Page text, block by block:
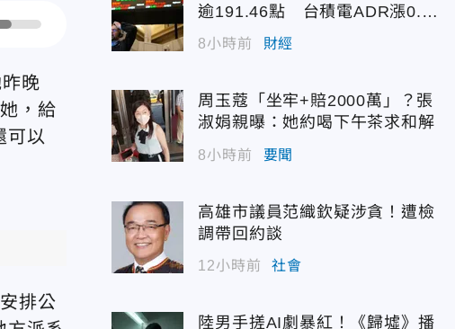
晚
，給
可以
排公
逾191.46點 台積電ADR漲0.9
3%
8小時前 財經
周玉蔻「坐牢+賠2000萬」？張
淑娟親曝：她約喝下午茶求和解
8小時前 要聞
高雄市議員范織欽疑涉貪！遭檢
調帶回約談
12小時前 社會
陸男手搓AI劇暴紅！《歸墟》播